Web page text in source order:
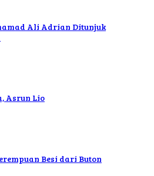
Ali Adrian Ditunjuk
Asrun Lio
Besi dari Buton